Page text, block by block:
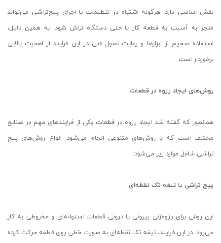
نقش اساسی دارد. هرگونه اشتباه در تنظیمات یا اجرای پیچ‌تراشی می‌تواند
منجر به آسیب به قطعه کار یا حتی دستگاه تراش شود. به همین دلیل،
استفاده صحیح از ابزارها و رعایت اصول فنی در این فرایند از اهمیت بالایی
برخوردار است.
روش‌های ایجاد رزوه در قطعات
همانطور که گفته شد ایجاد رزوه در قطعات یکی از فرایندهای مهم در صنایع
مختلف است که با روش‌های متنوعی انجام می‌شود. انواع روش‌های پیچ
تراشی شامل موارد زیر می‌شود:
پیچ تراشی با تیغه تک نقطه‌ای
این روش برای رزوه‌زنی بیرونی یا درونی قطعات استوانه‌ای و مخروطی به کار
می‌رود. در این فرایند، تیغه تک نقطه‌ای به صورت خطی روی قطعه حرکت کرده